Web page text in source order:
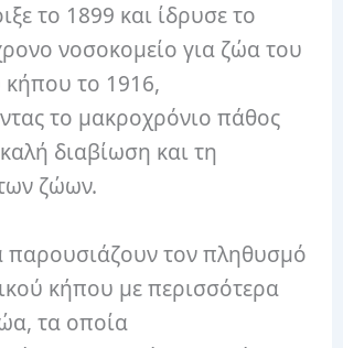
το 1899 και ίδρυσε το
νοσοκομείο για ζώα του
κήπου το 1916,
το μακροχρόνιο πάθος
διαβίωση και τη
ζώων.
παρουσιάζουν τον πληθυσμό
κήπου με περισσότερα
τα οποία